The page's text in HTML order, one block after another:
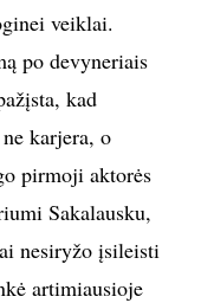
veiklai.
po devyneriais
kad
karjera, o
pirmoji aktorės
Sakalausku,
nesiryžo įsileisti
artimiausioje